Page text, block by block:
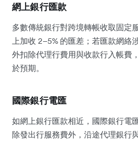
網上銀行匯款
多數傳統銀行對跨境轉帳收取固定
上加收 2–5% 的匯差；若匯款網絡
外扣除代理行費用與收款行入帳費
於預期。
國際銀行電匯
如網上銀行匯款相近，國際銀行電
除發出行服務費外，沿途代理銀行